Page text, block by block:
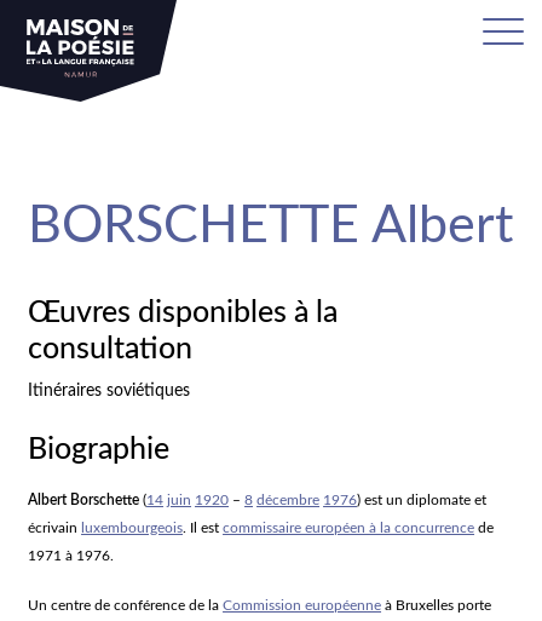
BORSCHETTE Albert
Œuvres disponibles à la
consultation
Itinéraires soviétiques
Biographie
Albert Borschette (14 juin 1920 –8 décembre 1976) est un diplomate et
écrivain luxembourgeois. Il estcommissaire européen à la concurrence de
1971 à 1976.
Un centre de conférence de laCommission européenne à Bruxelles porte